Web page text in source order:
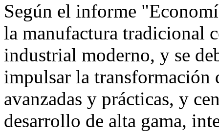
Según el informe
la manufactura tradicional
industrial moderno, y se
impulsar la
avanzadas y prácticas, y
desarrollo de alta gama,